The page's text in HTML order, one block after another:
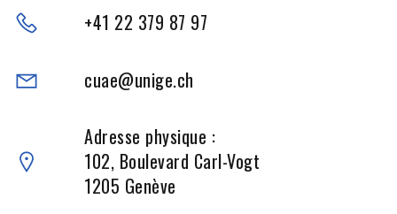
+41 22 379 87 97
cuae@unige.ch
Adresse physique :
102, Boulevard Carl-Vogt
1205 Genève